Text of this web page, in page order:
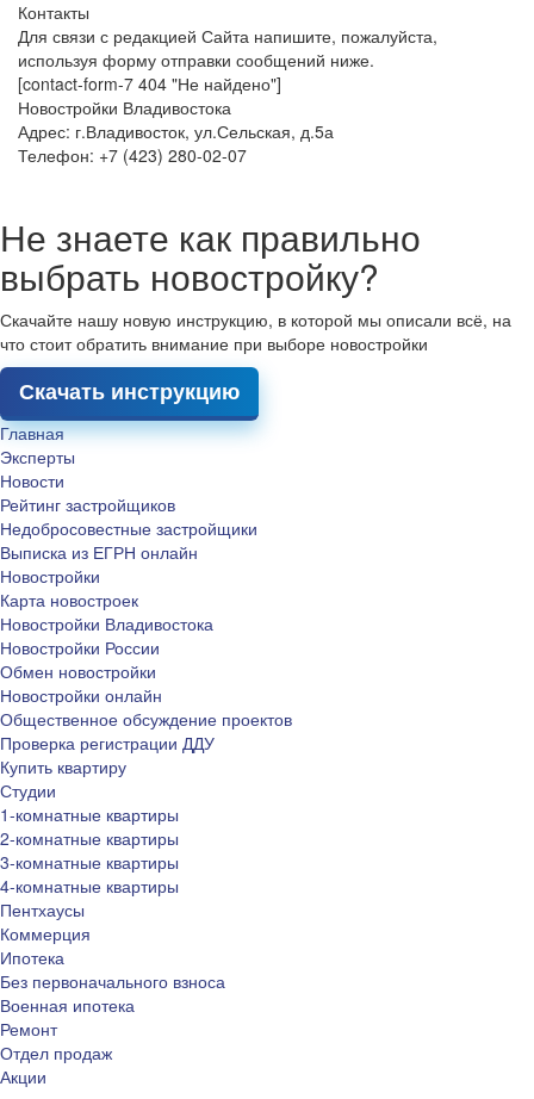
Контакты
Для связи с редакцией Сайта напишите, пожалуйста,
используя форму отправки сообщений ниже.
[contact-form-7 404 "Не найдено"]
Новостройки Владивостока
Адрес: г.Владивосток, ул.Сельская, д.5а
Телефон: +7 (423) 280-02-07
Не знаете как правильно
выбрать новостройку?
Скачайте нашу новую инструкцию, в которой мы описали всё, на
что стоит обратить внимание при выборе новостройки
Скачать инструкцию
Главная
Эксперты
Новости
Рейтинг застройщиков
Недобросовестные застройщики
Выписка из ЕГРН онлайн
Новостройки
Карта новостроек
Новостройки Владивостока
Новостройки России
Обмен новостройки
Новостройки онлайн
Общественное обсуждение проектов
Проверка регистрации ДДУ
Купить квартиру
Студии
1-комнатные квартиры
2-комнатные квартиры
3-комнатные квартиры
4-комнатные квартиры
Пентхаусы
Коммерция
Ипотека
Без первоначального взноса
Военная ипотека
Ремонт
Отдел продаж
Акции